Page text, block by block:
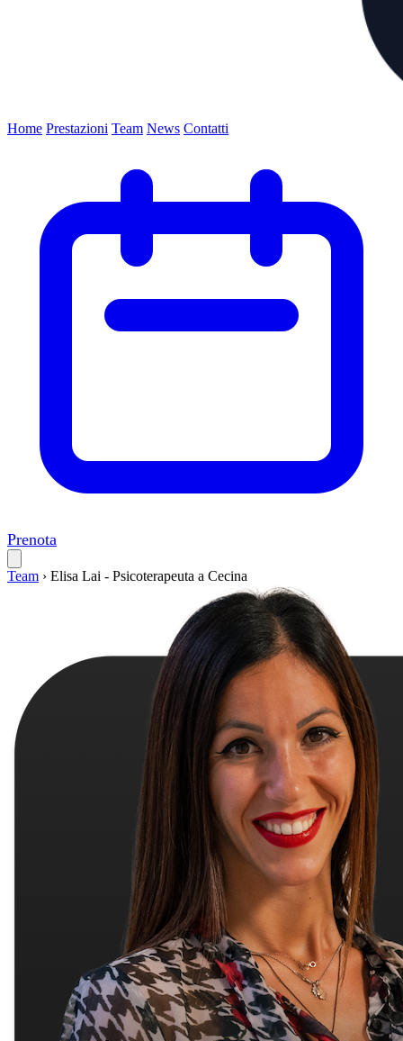
Home Prestazioni Team News Contatti
Prenota
Team › Elisa Lai - Psicoterapeuta a Cecina